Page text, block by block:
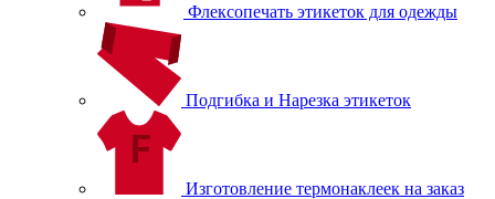
Флексопечать этикеток для одежды
Подгибка и Нарезка этикеток
Изготовление термонаклеек на заказ